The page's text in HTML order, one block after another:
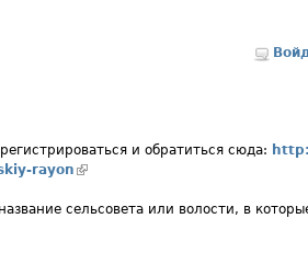
и обратиться сюда:
rayon (внешняя ссылка)
сельсовета или волости, в